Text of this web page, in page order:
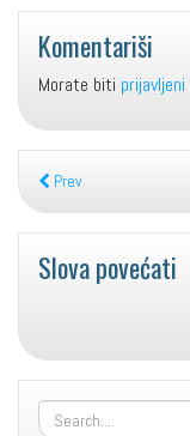
Komentariši
Morate biti prijavljeni
Prev
Slova povećati